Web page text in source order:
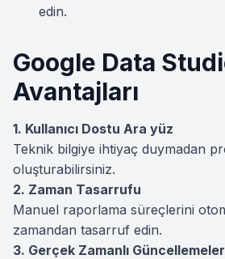
edin.
Google Data
Avantajları
1. Kullanıcı Dostu Ara yüz
Teknik bilgiye ihtiyaç duymadan
oluşturabilirsiniz.
2. Zaman Tasarrufu
Manuel raporlama süreçlerini
zamandan tasarruf edin.
3. Gerçek Zamanlı Güncellemeler